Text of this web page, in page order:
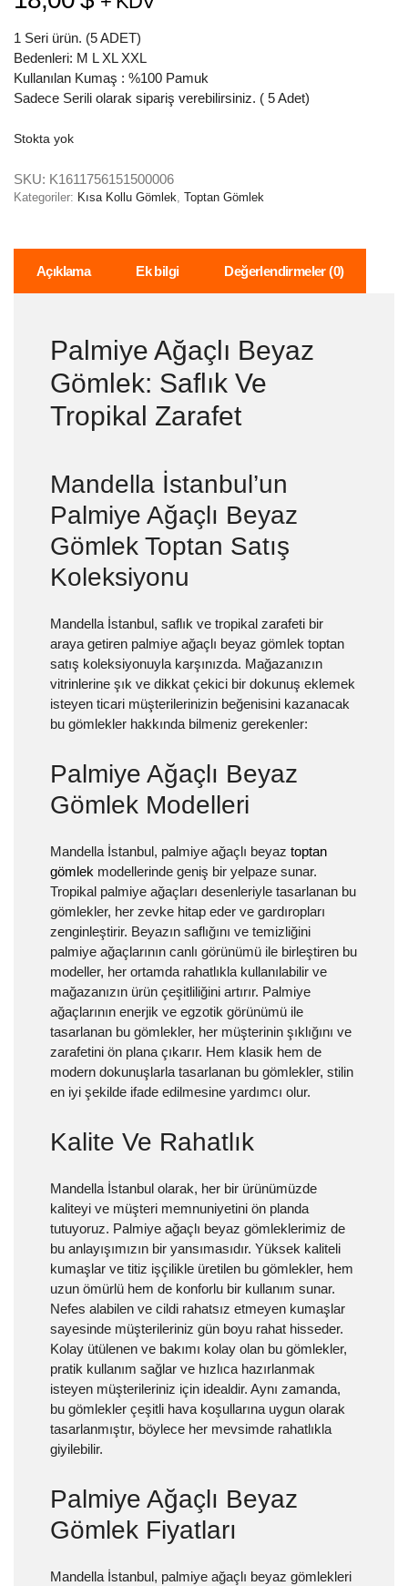
1 Seri ürün. (5 ADET)
Bedenleri: M L XL XXL
Kullanılan Kumaş : %100 Pamuk
Sadece Serili olarak sipariş verebilirsiniz. ( 5 Adet)
Stokta yok
SKU: K1611756151500006
Kategoriler: Kısa Kollu Gömlek Toptan Gömlek
Açıklama Ek bilgi Değerlendirmeler (0)
Palmiye Ağaçlı Beyaz
Gömlek: Saflık Ve
Tropikal Zarafet
Mandella İstanbul’un
Palmiye Ağaçlı Beyaz
Gömlek Toptan Satış
Koleksiyonu
Mandella İstanbul, saflık ve tropikal zarafeti bir
araya getiren palmiye ağaçlı beyaz gömlek toptan
satış koleksiyonuyla karşınızda. Mağazanızın
vitrinlerine şık ve dikkat çekici bir dokunuş eklemek
isteyen ticari müşterilerinizin beğenisini kazanacak
bu gömlekler hakkında bilmeniz gerekenler:
Palmiye Ağaçlı Beyaz
Gömlek Modelleri
Mandella İstanbul, palmiye ağaçlı beyaz toptan
gömlek modellerinde geniş bir yelpaze sunar.
Tropikal palmiye ağaçları desenleriyle tasarlanan bu
gömlekler, her zevke hitap eder ve gardıropları
zenginleştirir. Beyazın saflığını ve temizliğini
palmiye ağaçlarının canlı görünümü ile birleştiren bu
modeller, her ortamda rahatlıkla kullanılabilir ve
mağazanızın ürün çeşitliliğini artırır. Palmiye
ağaçlarının enerjik ve egzotik görünümü ile
tasarlanan bu gömlekler, her müşterinin şıklığını ve
zarafetini ön plana çıkarır. Hem klasik hem de
modern dokunuşlarla tasarlanan bu gömlekler, stilin
en iyi şekilde ifade edilmesine yardımcı olur.
Kalite Ve Rahatlık
Mandella İstanbul olarak, her bir ürünümüzde
kaliteyi ve müşteri memnuniyetini ön planda
tutuyoruz. Palmiye ağaçlı beyaz gömleklerimiz de
bu anlayışımızın bir yansımasıdır. Yüksek kaliteli
kumaşlar ve titiz işçilikle üretilen bu gömlekler, hem
uzun ömürlü hem de konforlu bir kullanım sunar.
Nefes alabilen ve cildi rahatsız etmeyen kumaşlar
sayesinde müşterileriniz gün boyu rahat hisseder.
Kolay ütülenen ve bakımı kolay olan bu gömlekler,
pratik kullanım sağlar ve hızlıca hazırlanmak
isteyen müşterileriniz için idealdir. Aynı zamanda,
bu gömlekler çeşitli hava koşullarına uygun olarak
tasarlanmıştır, böylece her mevsimde rahatlıkla
giyilebilir.
Palmiye Ağaçlı Beyaz
Gömlek Fiyatları
Mandella İstanbul, palmiye ağaçlı beyaz gömlekleri